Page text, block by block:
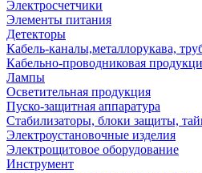
Электросчетчики
Элементы питания
Детекторы
Кабель-каналы,металлорукава,
Кабельно-проводниковая
Лампы
Осветительная продукция
Пуско-защитная аппаратура
Стабилизаторы, блоки защиты,
Электроустановочные изделия
Электрощитовое оборудование
Инструмент